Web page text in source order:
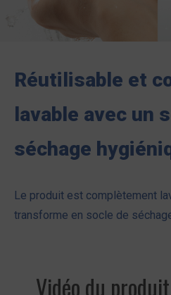
Réutilisable et
lavable avec un
séchage
Le produit est complètement
transforme en socle de
Vidéo du produit